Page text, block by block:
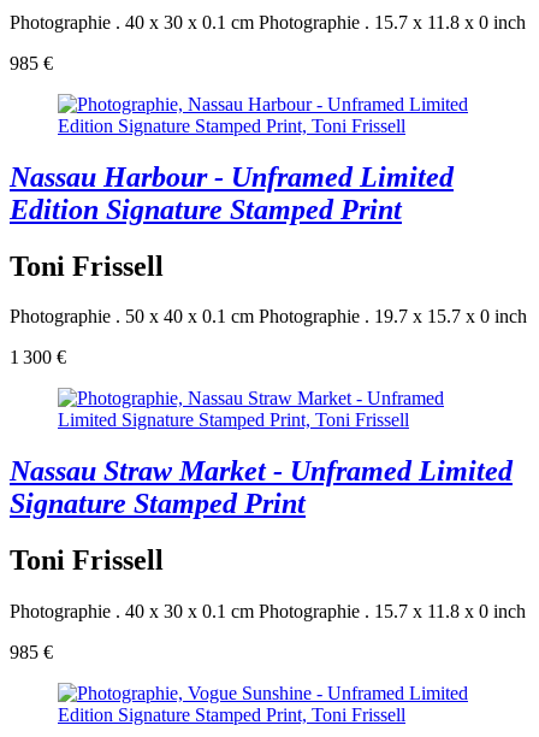
Photographie . 40 x 30 x 0.1 cm Photographie . 15.7 x 11.8 x 0 inch
985 €
Nassau Harbour - Unframed Limited
Edition Signature Stamped Print
Toni Frissell
Photographie . 50 x 40 x 0.1 cm Photographie . 19.7 x 15.7 x 0 inch
1 300 €
Nassau Straw Market - Unframed Limited
Signature Stamped Print
Toni Frissell
Photographie . 40 x 30 x 0.1 cm Photographie . 15.7 x 11.8 x 0 inch
985 €